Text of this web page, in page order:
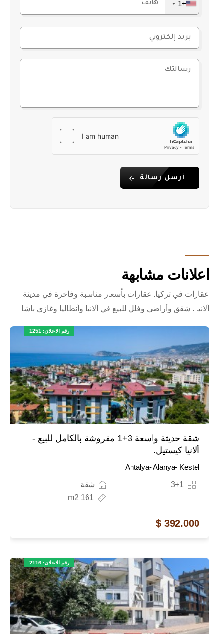
الساحل.
ميزة الاستثمار والحصول على الجنسية
هذا العقار مناسب لمعايير التقديم على الجنسية التركية
للمستثمرين الأجانب. وبفضل موقعه ومميزات المجمع،
يتمتع بإمكانات قيمة على المدى الطويل.
الدوبلكس، تُعد خيارًا مناسبًا لمن يبحث عن حياة سكنية
مميزة أو استثمار موثوق في ألانيا كارغيجاك.
للحصول على معلومات تفصيلية وتحديد موعد للمعاينة
على أرض الواقع، تواصلوا معنا.
+1
أرسل رسالة
اعلانات مشابهة
عقارات في تركيا. عقارات بأسعار مناسبة وفاخرة في مدينة
ألانيا . شقق وأراضي وفلل للبيع في ألانيا وأنطاليا وغازي باشا
رقم الاعلان: 1251
شقة حديثة واسعة 3+1 مفروشة بالكامل للبيع -
ألانيا كيستيل.
Antalya- Alanya- Kestel
شقة
3+1
161 m2
392.000 $
رقم الاعلان: 2116